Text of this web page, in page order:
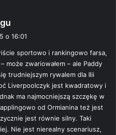
z
e
:
o 16:01
sportowo i rankingowo farsa,
może zwariowałem – ale Paddy
trudniejszym rywalem dla Ilii
Liverpoolczyk jest kwadratowy i
ma najmocniejszą szczękę w
od Ormianina też jest
jest równie silny. Taki
Nie jest nierealny scenariusz,